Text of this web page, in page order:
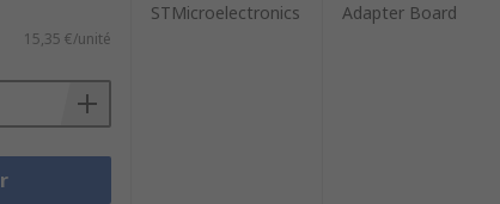
15,35 €/unité
STMicroelectronics Adapter Board